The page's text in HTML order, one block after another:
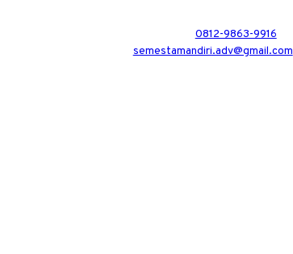
0812-9863-9916
semestamandiri.adv@gmail.com